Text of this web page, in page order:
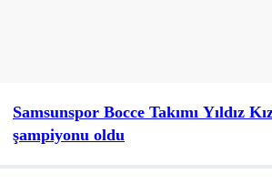
Samsunspor Bocce Takımı Yıldız
şampiyonu oldu